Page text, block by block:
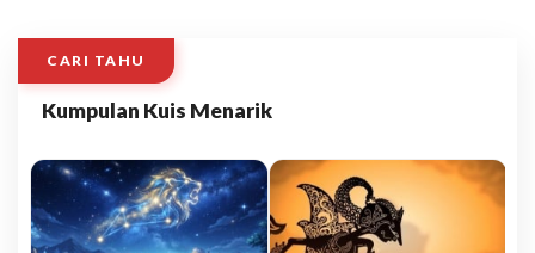
CARI TAHU
Kumpulan Kuis Menarik